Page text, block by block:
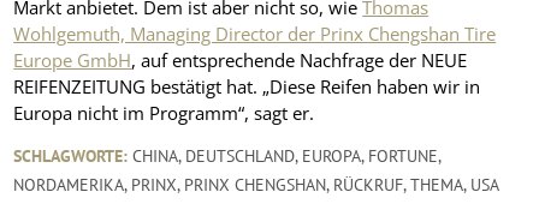
Markt anbietet. Dem ist aber nicht so, wieThomas
Wohlgemuth, Managing Director der Prinx Chengshan Tire
Europe GmbH, auf entsprechende Nachfrage der NEUE
REIFENZEITUNG bestätigt hat. „Diese Reifen haben wir in
Europa nicht im Programm“, sagt er.
SCHLAGWORTE: CHINA, DEUTSCHLAND, EUROPA, FORTUNE,
NORDAMERIKA, PRINX, PRINX CHENGSHAN, RÜCKRUF,THEMA, USA